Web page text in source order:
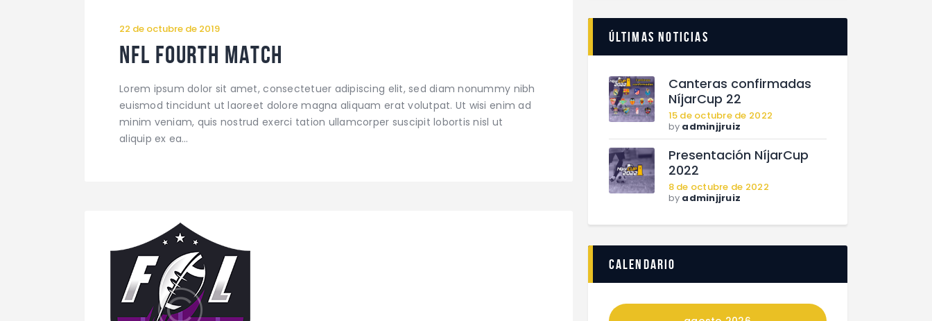
22 de octubre de 2019
NFL Fourth Match
Lorem ipsum dolor sit amet, consectetuer adipiscing elit, sed diam nonummy nibh
euismod tincidunt ut laoreet dolore magna aliquam erat volutpat. Ut wisi enim ad
minim veniam, quis nostrud exerci tation ullamcorper suscipit lobortis nisl ut
aliquip ex ea…
Últimas noticias
Canteras confirmadas
NíjarCup 22
15 de octubre de 2022
by adminjjruiz
Presentación NíjarCup
2022
8 de octubre de 2022
by adminjjruiz
calendario